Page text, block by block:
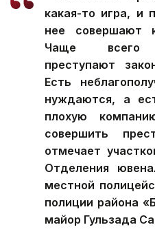
какая-то игра, и
нее совершают
Чаще всего
преступают
Есть
нуждаются, а
плохую
совершить
отмечает
Отделения
местной
полиции района
майор Гульзада